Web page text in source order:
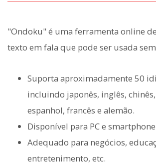
"Ondoku" é uma ferramenta online
texto em fala que pode ser usada
Suporta aproximadamente 50
incluindo japonês, inglês,
espanhol, francês e alemão.
Disponível para PC e smartphone
Adequado para negócios,
entretenimento, etc.